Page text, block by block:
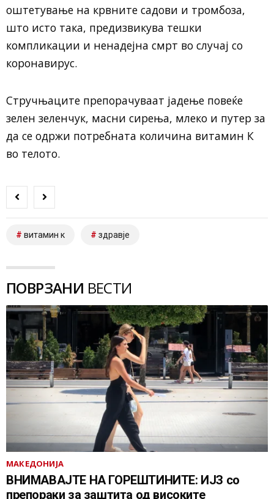
оштетување на крвните садови и тромбоза,
што исто така, предизвикува тешки
компликации и ненадејна смрт во случај со
коронавирус.
Стручњаците препорачуваат јадење повеќе
зелен зеленчук, масни сирења, млеко и путер за
да се одржи потребната количина витамин К
во телото.
витамин к здравје
ПОВРЗАНИ ВЕСТИ
МАКЕДОНИЈА
ВНИМАВАЈТЕ НА ГОРЕШТИНИТЕ: ИЈЗ со
препораки за заштита од високите